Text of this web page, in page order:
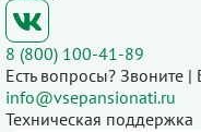
8 (800) 100-41-89
Есть вопросы? Звоните |
info@vsepansionati.ru
Техническая поддержка